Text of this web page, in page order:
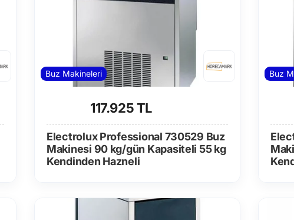
Buz Makineleri
117.925 TL
Electrolux Professional 730529 Buz
Makinesi 90 kg/gün Kapasiteli 55 kg
Kendinden Hazneli
Buz